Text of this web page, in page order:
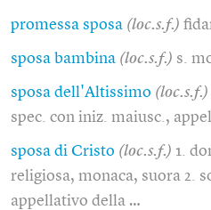
promessa sposa (loc.s.f.)
sposa bambina (loc.s.f.) s.
sposa dell'Altissimo (loc.s.f.)
spec. con iniz. maiusc.,
sposa di Cristo (loc.s.f.) 1.
religiosa, monaca, suora 2.
appellativo della …